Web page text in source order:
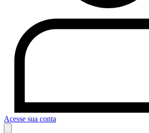
Acesse sua conta